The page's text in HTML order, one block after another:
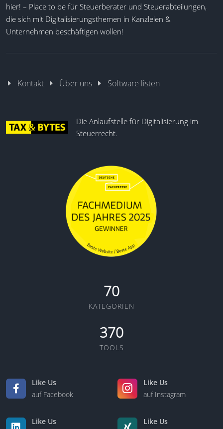
hier! – Place to be für Steuerberater und Steuerabteilungen,
die sich mit Digitalisierungsthemen in Kanzleien &
Unternehmen beschäftigen wollen!
Kontakt Über uns Software listen
Die Anlaufstelle für Digitalisierung im
Steuerrecht.
70
KATEGORIEN
370
TOOLS
Like Us
auf Facebook
Like Us
auf Instagram
Like Us
Like Us